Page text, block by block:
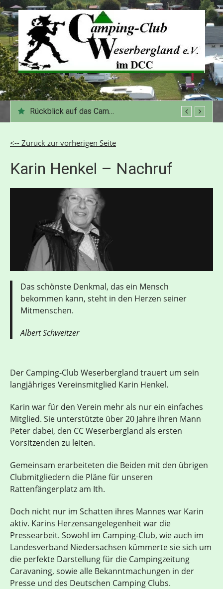
Zum
Inhalt
springen
Rückblick auf das Campingjahr 2025
<-- Zurück zur vorherigen Seite
Karin Henkel – Nachruf
Das schönste Denkmal, das ein Mensch
bekommen kann, steht in den Herzen seiner
Mitmenschen.
Albert Schweitzer
Der Camping-Club Weserbergland trauert um sein
langjähriges Vereinsmitglied Karin Henkel.
Karin war für den Verein mehr als nur ein einfaches
Mitglied. Sie unterstützte über 20 Jahre ihren Mann
Peter dabei, den CC Weserbergland als ersten
Vorsitzenden zu leiten.
Gemeinsam erarbeiteten die Beiden mit den übrigen
Clubmitgliedern die Pläne für unseren
Rattenfängerplatz am Ith.
Doch nicht nur im Schatten ihres Mannes war Karin
aktiv. Karins Herzensangelegenheit war die
Pressearbeit. Sowohl im Camping-Club, wie auch im
Landesverband Niedersachsen kümmerte sie sich um
die perfekte Darstellung für die Campingzeitung
Caravaning, sowie alle Bekanntmachungen in der
Presse und des Deutschen Camping Clubs.